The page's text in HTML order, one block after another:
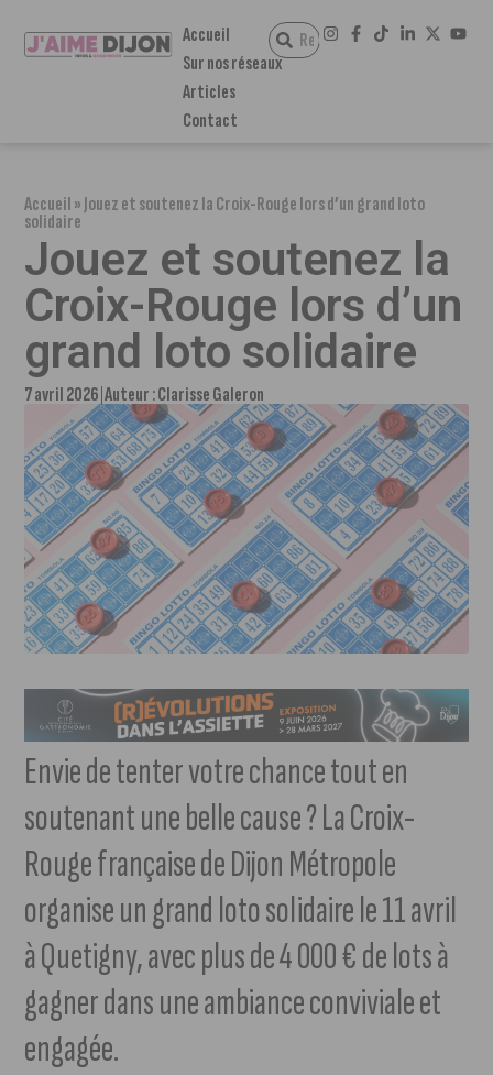
Accueil
Sur nos réseaux
Articles
Contact
Accueil»Jouez et soutenez la Croix-Rouge lors d’un grand loto
solidaire
Jouez et soutenez la
Croix-Rouge lors d’un
grand loto solidaire
7 avril 2026 Auteur :Clarisse Galeron
Envie de tenter votre chance tout en
soutenant une belle cause ? La Croix-
Rouge française de Dijon Métropole
organise un grand loto solidaire le 11 avril
à Quetigny, avec plus de 4 000 € de lots à
gagner dans une ambiance conviviale et
engagée.